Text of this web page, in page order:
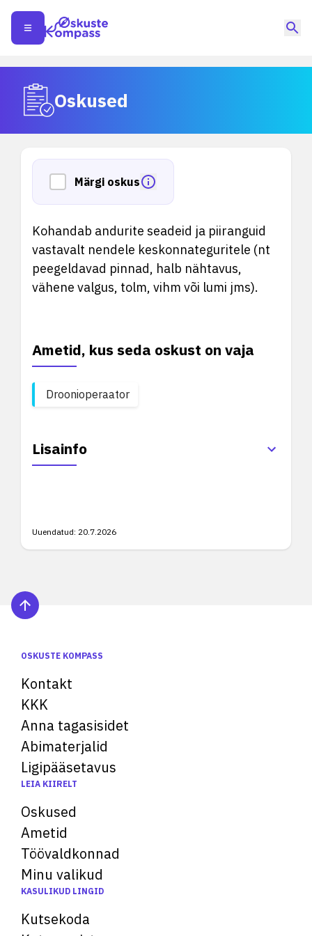
Oskused
Märgi oskus
Kohandab andurite seadeid ja piiranguid
vastavalt nendele keskonnateguritele (nt
peegeldavad pinnad, halb nähtavus,
vähene valgus, tolm, vihm või lumi jms).
Ametid, kus seda oskust on vaja
Droonioperaator
Lisainfo
Uuendatud: 20.7.2026
OSKUSTE KOMPASS
Kontakt
KKK
Anna tagasisidet
Abimaterjalid
Ligipääsetavus
LEIA KIIRELT
Oskused
Ametid
Töövaldkonnad
Minu valikud
KASULIKUD LINGID
Kutsekoda